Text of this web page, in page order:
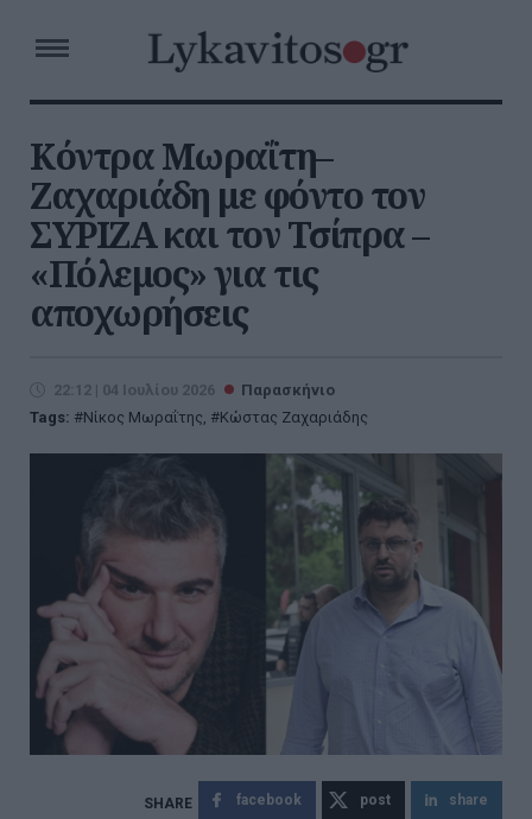
Κόντρα Μωραΐτη–
Ζαχαριάδη με φόντο τον
ΣΥΡΙΖΑ και τον Τσίπρα –
«Πόλεμος» για τις
αποχωρήσεις
22:12 | 04 Ιουλίου 2026
Παρασκήνιο
Tags:
Νίκος Μωραΐτης, Κώστας Ζαχαριάδης
facebook post share